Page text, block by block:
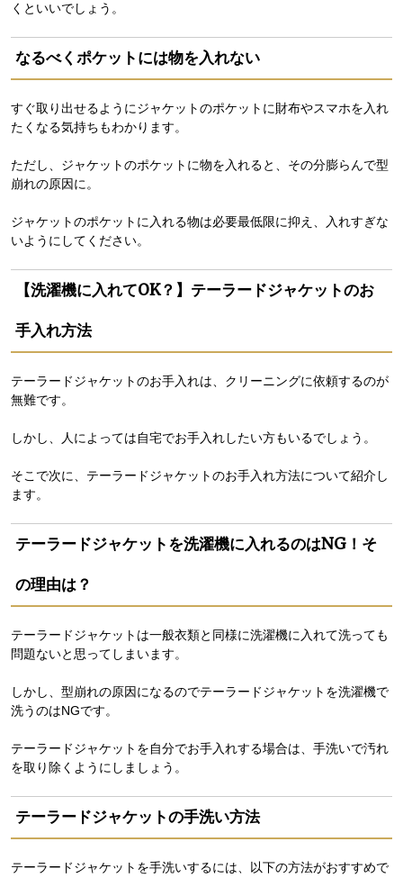
くといいでしょう。
なるべくポケットには物を入れない
すぐ取り出せるようにジャケットのポケットに財布やスマホを入れ
たくなる気持ちもわかります。
ただし、ジャケットのポケットに物を入れると、その分膨らんで型
崩れの原因に。
ジャケットのポケットに入れる物は必要最低限に抑え、入れすぎな
いようにしてください。
【洗濯機に入れてOK？】テーラードジャケットのお
手入れ方法
テーラードジャケットのお手入れは、クリーニングに依頼するのが
無難です。
しかし、人によっては自宅でお手入れしたい方もいるでしょう。
そこで次に、テーラードジャケットのお手入れ方法について紹介し
ます。
テーラードジャケットを洗濯機に入れるのはNG！そ
の理由は？
テーラードジャケットは一般衣類と同様に洗濯機に入れて洗っても
問題ないと思ってしまいます。
しかし、型崩れの原因になるのでテーラードジャケットを洗濯機で
洗うのはNGです。
テーラードジャケットを自分でお手入れする場合は、手洗いで汚れ
を取り除くようにしましょう。
テーラードジャケットの手洗い方法
テーラードジャケットを手洗いするには、以下の方法がおすすめで